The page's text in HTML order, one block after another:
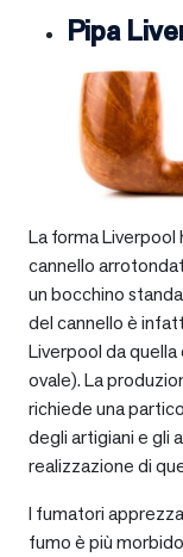
Pipa
La forma Liverpool
cannello
un bocchino
del cannello è
Liverpool da quella
ovale). La
richiede una
degli artigiani e gli
realizzazione di
I fumatori
fumo è più